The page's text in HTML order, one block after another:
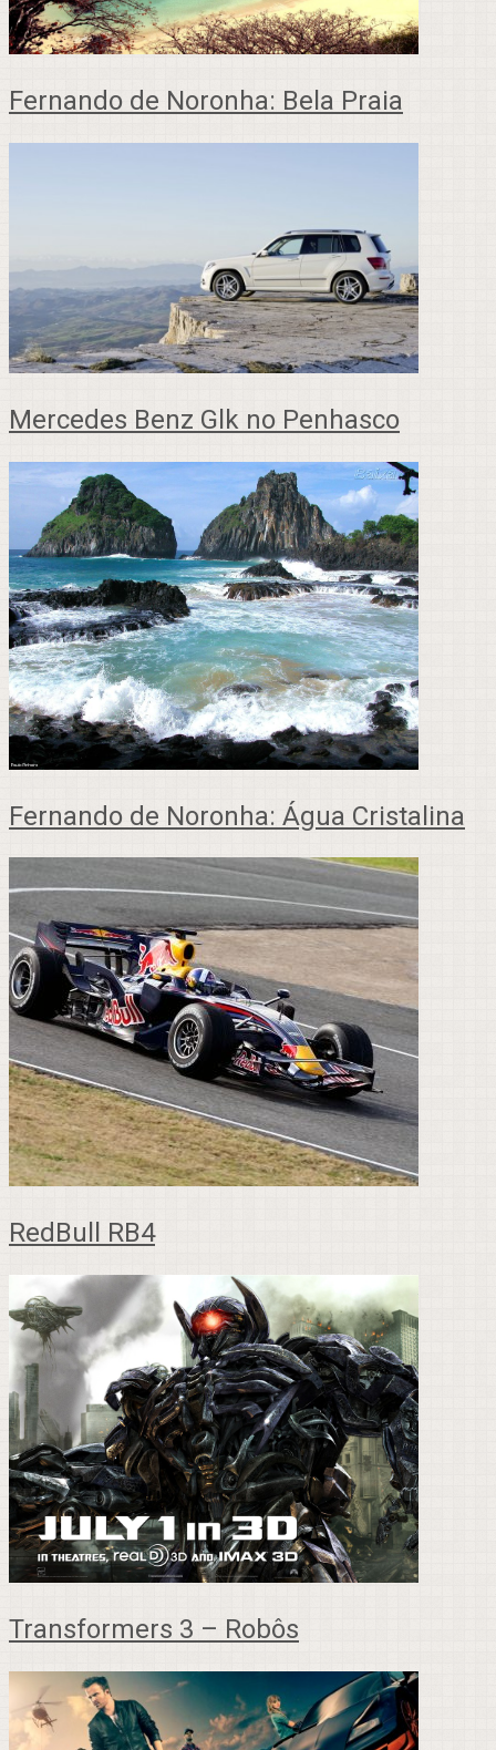
Fernando de Noronha: Bela Praia
Mercedes Benz Glk no Penhasco
Fernando de Noronha: Água Cristalina
RedBull RB4
Transformers 3 – Robôs